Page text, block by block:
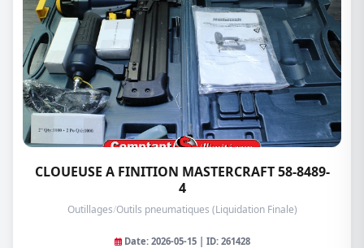
CLOUEUSE A FINITION MASTERCRAFT 58-8489-
4
Outillages/Outils pneumatiques (Liquidation Finale)
Date: 2026-05-15 | ID: 261428